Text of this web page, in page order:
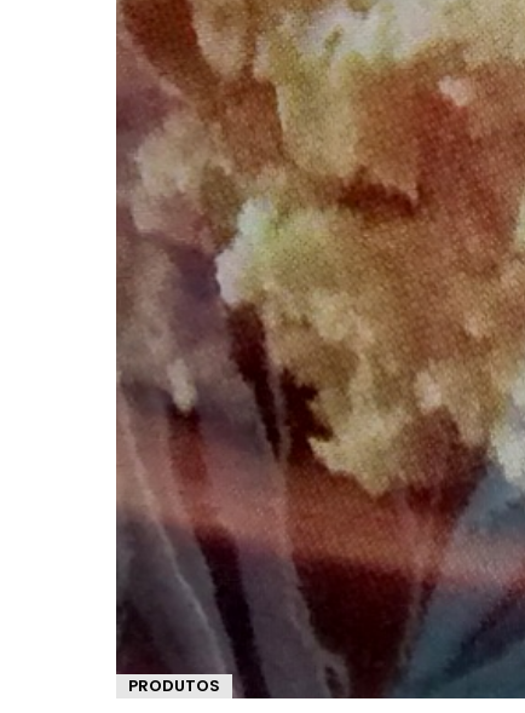
PRODUTOS